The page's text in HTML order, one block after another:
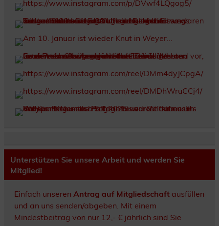
Unterstützen Sie unsere Arbeit und werden Sie
Mitglied!
Einfach unseren Antrag auf Mitgliedschaftausfüllen
und an uns senden/abgeben. Mit einem
Mindestbeitrag von nur 12,- € jährlich sind Sie